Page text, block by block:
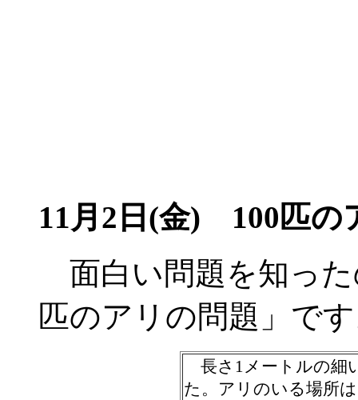
11月2日(金) 100匹の
面白い問題を知った
匹のアリの問題」で
長さ1メートルの細
た。アリのいる場所